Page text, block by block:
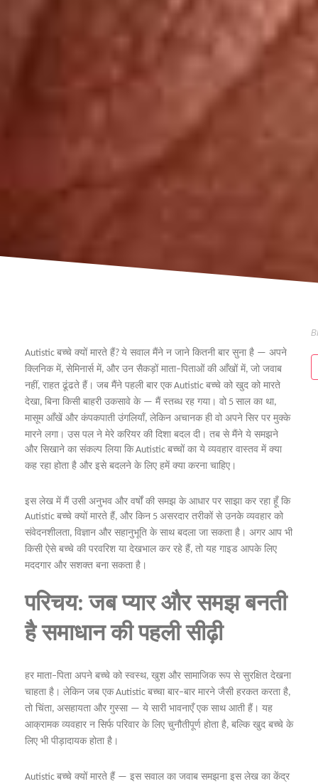
Autistic बच्चे क्यों मारते हैं? ये सवाल मैंने न जाने कितनी बार सुना है — अपने
क्लिनिक में, सेमिनार्स में, और उन सैकड़ों माता–पिताओं की आँखों में, जो जवाब
नहीं, राहत ढूंढते हैं। जब मैंने पहली बार एकAutistic बच्चे को खुद को मारते
देखा, बिना किसी बाहरी उकसावे के — मैं स्तब्ध रह गया। वो 5 साल का था,
मासूम आँखें और कंपकपाती उंगलियाँ, लेकिन अचानक ही वो अपने सिर पर मुक्के
मारने लगा। उस पल ने मेरे करियर की दिशा बदल दी। तब से मैंने ये समझने
और सिखाने का संकल्प लिया किAutistic बच्चों का ये व्यवहार वास्तव में क्या
कह रहा होता है और इसे बदलने के लिए हमें क्या करना चाहिए।
इस लेख में मैं उसी अनुभव और वर्षों की समझ के आधार पर साझा कर रहा हूँ कि
Autistic बच्चे क्यों मारते हैं, और किन 5 असरदार तरीकों से उनके व्यवहार को
संवेदनशीलता, विज्ञान और सहानुभूति के साथ बदला जा सकता है। अगर आप भी
किसी ऐसे बच्चे की परवरिश या देखभाल कर रहे हैं, तो यह गाइड आपके लिए
मददगार और सशक्त बना सकता है।
परिचय:जबप्यारऔरसमझबनती
हैसमाधानकीपहलीसीढ़ी
हर माता–पिता अपने बच्चे को स्वस्थ, खुश और सामाजिक रूप से सुरक्षित देखना
चाहता है। लेकिन जब एकAutistic बच्चा बार–बार मारने जैसी हरकत करता है,
तो चिंता, असहायता और गुस्सा — ये सारी भावनाएँ एक साथ आती हैं। यह
आक्रामक व्यवहार न सिर्फ परिवार के लिए चुनौतीपूर्ण होता है, बल्कि खुद बच्चे के
लिए भी पीड़ादायक होता है।
Autistic बच्चे क्यों मारते हैं — इस सवाल का जवाब समझना इस लेख का केंद्र